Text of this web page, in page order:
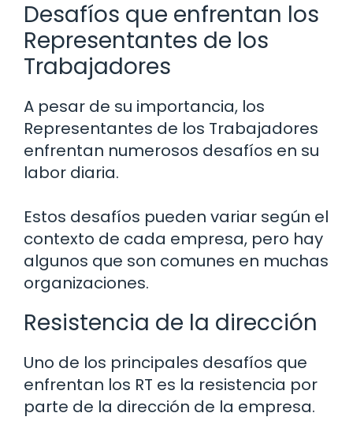
Desafíos que enfrentan los
Representantes de los
Trabajadores
A pesar de su importancia, los
Representantes de los Trabajadores
enfrentan numerosos desafíos en su
labor diaria.
Estos desafíos pueden variar según el
contexto de cada empresa, pero hay
algunos que son comunes en muchas
organizaciones.
Resistencia de la dirección
Uno de los principales desafíos que
enfrentan los RT es la resistencia por
parte de la dirección de la empresa.